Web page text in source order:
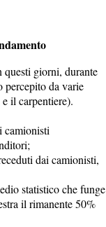
questi giorni, durante
percepito da varie
il carpentiere).
camionisti
dai camionisti,
statistico che funge
il rimanente 50%